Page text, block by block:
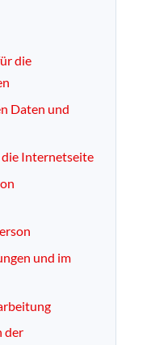
die
Daten und
Internetseite
und im
der